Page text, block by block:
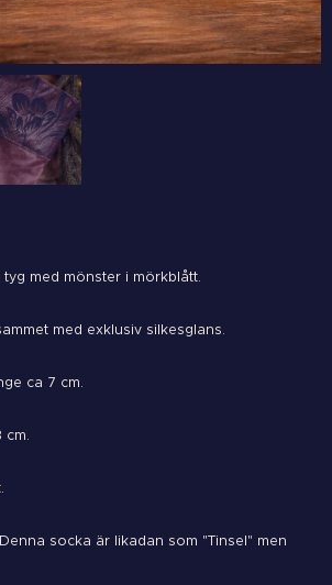
med mönster i mörkblått.
med exklusiv silkesglans.
ca 7 cm.
cm.
Denna socka är likadan som "Tinsel" men